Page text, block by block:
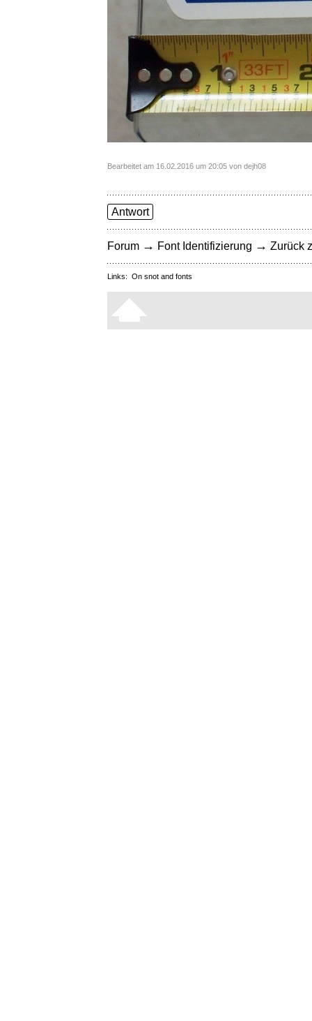
Bearbeitet am 16.02.2016 um 20:05 von dejh08
Antwort
Forum → Font Identifizierung → Zurück
Links: On snot and fonts